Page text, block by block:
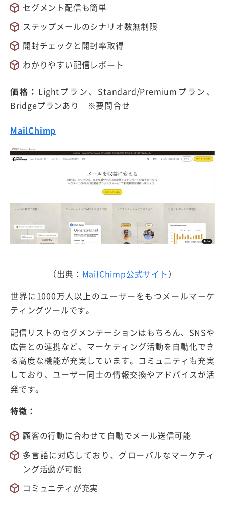
セグメント配信も簡単
ステップメールのシナリオ数無制限
開封チェックと開封率取得
わかりやすい配信レポート
価格： Lightプラン、Standard/Premiumプラン、
Bridgeプランあり ※要問合せ
MailChimp
（出典： MailChimp公式サイト）
世界に1000万人以上のユーザーをもつメールマーケ
ティングツールです。
配信リストのセグメンテーションはもちろん、SNSや
広告との連携など、マーケティング活動を自動化でき
る高度な機能が充実しています。コミュニティも充実
しており、ユーザー同士の情報交換やアドバイスが活
発です。
特徴：
顧客の行動に合わせて自動でメール送信可能
多言語に対応しており、グローバルなマーケティ
ング活動が可能
コミュニティが充実